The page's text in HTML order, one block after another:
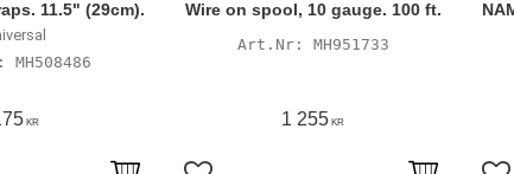
11.5" (29cm).
MH508486
KR
Wire on spool, 10 gauge. 100 ft.
MH951733
1 255 KR